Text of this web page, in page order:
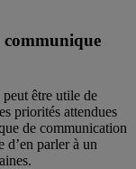
communique
être utile de
priorités attendues
de communication
d’en parler à un